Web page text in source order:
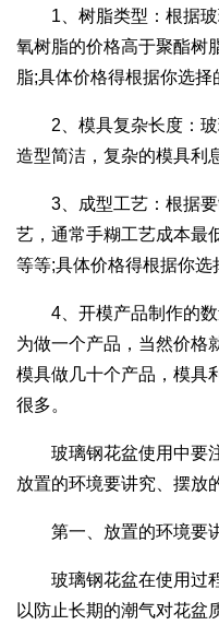
1、树脂类型：根据玻
氧树脂的价格高于聚酯树
脂;具体价格得根据你选择
2、模具复杂长度：玻
造型简洁，复杂的模具利
3、成型工艺：根据要
艺，通常手糊工艺成本最
等等;具体价格得根据你选
4、开模产品制作的数
为做一个产品，当然价格
模具做几十个产品，模具
很多。
玻璃钢花盆使用中要注
放置的环境要讲究、摆放
第一、放置的环境要
玻璃钢花盆在使用过程
以防止长期的潮气对花盆